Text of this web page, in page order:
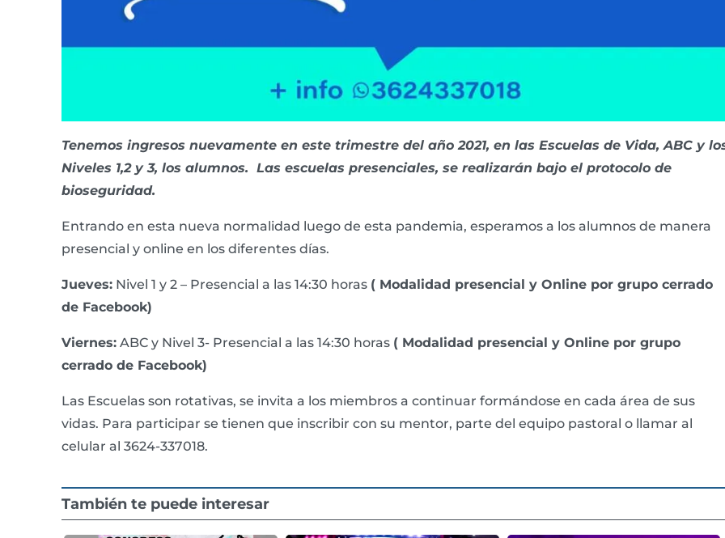
Tenemos ingresos nuevamente en este trimestre del año 2021, en las Escuelas de Vida, ABC y
Niveles 1,2 y 3, los alumnos. Las escuelas presenciales, se realizarán bajo el protocolo de
bioseguridad.
Entrando en esta nueva normalidad luego de esta pandemia, esperamos a los alumnos de manera
presencial y online en los diferentes días.
Jueves: Nivel 1 y 2 – Presencial a las 14:30 horas ( Modalidad presencial y Online por grupo cerrado
de Facebook)
Viernes: ABC y Nivel 3- Presencial a las 14:30 horas ( Modalidad presencial y Online por grupo
cerrado de Facebook)
Las Escuelas son rotativas, se invita a los miembros a continuar formándose en cada área de sus
vidas. Para participar se tienen que inscribir con su mentor, parte del equipo pastoral o llamar al
celular al 3624-337018.
También te puede interesar